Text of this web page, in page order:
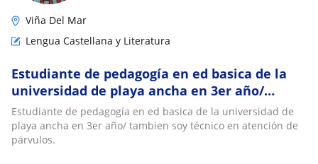
Viña Del Mar
Lengua Castellana y Literatura
Estudiante de pedagogía en ed basica de la
universidad de playa ancha en 3er año/
tambien soy técnico en atención de párvulos
Estudiante de pedagogía en ed basica de la universidad de
playa ancha en 3er año/ tambien soy técnico en atención de
párvulos.